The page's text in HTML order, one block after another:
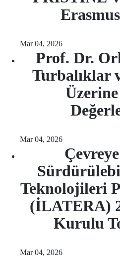
Mar 04, 2026
Prof. Dr.
Turbalıklar
Mar 04, 2026
Teknolojileri
(İLATERA)
Kurulu
Mar 04, 2026